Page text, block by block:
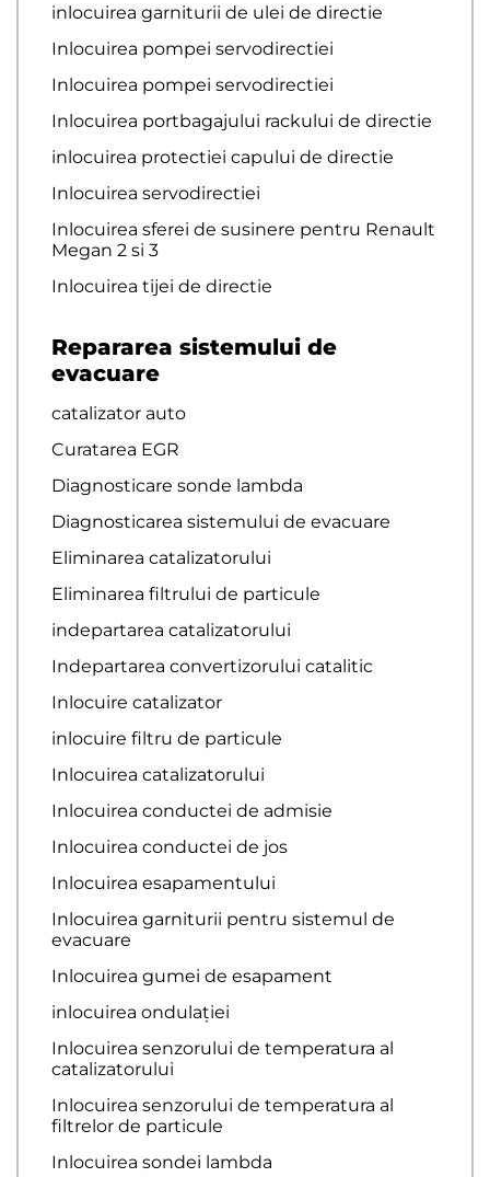
inlocuirea garniturii de ulei de directie
Inlocuirea pompei servodirectiei
Inlocuirea pompei servodirectiei
Inlocuirea portbagajului rackului de directie
inlocuirea protectiei capului de directie
Inlocuirea servodirectiei
Inlocuirea sferei de susinere pentru Renault
Megan 2 si 3
Inlocuirea tijei de directie
Repararea sistemului de
evacuare
catalizator auto
Curatarea EGR
Diagnosticare sonde lambda
Diagnosticarea sistemului de evacuare
Eliminarea catalizatorului
Eliminarea filtrului de particule
indepartarea catalizatorului
Indepartarea convertizorului catalitic
Inlocuire catalizator
inlocuire filtru de particule
Inlocuirea catalizatorului
Inlocuirea conductei de admisie
Inlocuirea conductei de jos
Inlocuirea esapamentului
Inlocuirea garniturii pentru sistemul de
evacuare
Inlocuirea gumei de esapament
inlocuirea ondulației
Inlocuirea senzorului de temperatura al
catalizatorului
Inlocuirea senzorului de temperatura al
filtrelor de particule
Inlocuirea sondei lambda